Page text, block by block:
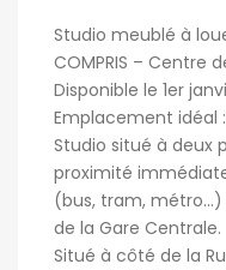
Studio meublé à
COMPRIS – Centre
Disponible le 1er
Emplacement idéal :
Studio situé à deux
proximité
(bus, tram,
de la Gare Centrale.
Situé à côté de la